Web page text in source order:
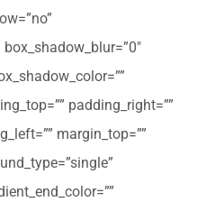
padding_right=””
margin_top=””